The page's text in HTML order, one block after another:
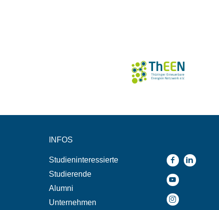
INFOS
Studieninteressierte
Studierende
Alumni
Unternehmen